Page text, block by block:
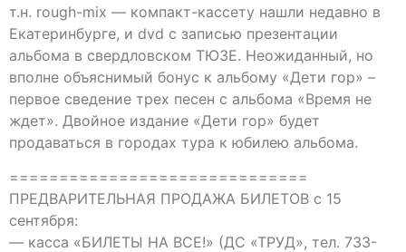
т.н. rough-mix — компакт-кассету нашли недавно в
Екатеринбурге, и dvd с записью презентации
альбома в свердловском ТЮЗЕ. Неожиданный, но
вполне объяснимый бонус к альбому «Дети гор» –
первое сведение трех песен с альбома «Время не
ждет». Двойное издание «Дети гор» будет
продаваться в городах тура к юбилею альбома.
==============================
ПРЕДВАРИТЕЛЬНАЯ ПРОДАЖА БИЛЕТОВ с 15
сентября:
— касса «БИЛЕТЫ НА ВСЕ!» (ДС «ТРУД», тел. 733-